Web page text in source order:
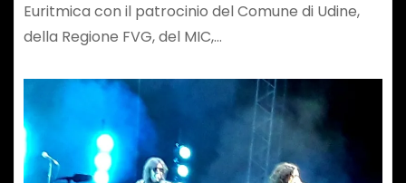
Euritmica con il patrocinio del Comune di Udine,
della Regione FVG, del MIC,…